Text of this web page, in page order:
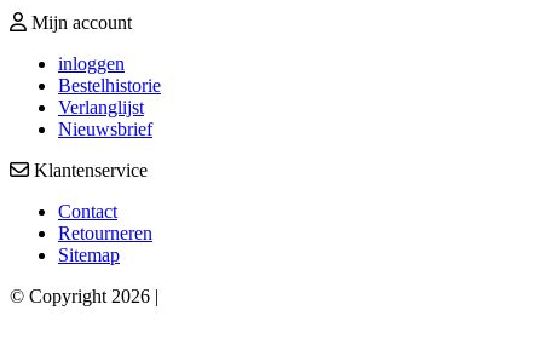
Mijn account
inloggen
Bestelhistorie
Verlanglijst
Nieuwsbrief
Klantenservice
Contact
Retourneren
Sitemap
© Copyright 2026 |